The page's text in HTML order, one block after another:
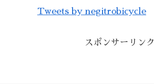
Tweets by negitrobicycle
スポンサーリンク